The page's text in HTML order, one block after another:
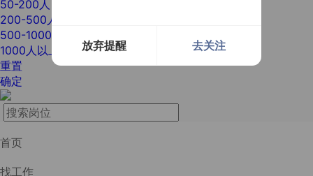
放弃提醒 去关注
50-200人
200-500人
500-1000人
1000人以上
重置
确定
首页
找工作